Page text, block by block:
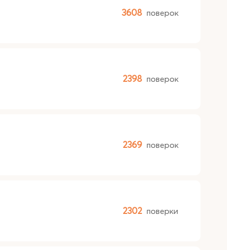
3608 поверок
2398 поверок
2369 поверок
2302 поверки